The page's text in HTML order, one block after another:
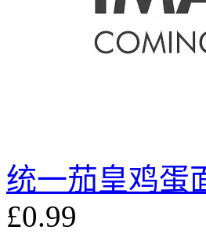
统一茄皇鸡蛋
£0.99